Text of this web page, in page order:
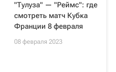
"Тулуза" — "Реймс": где
смотреть матч Кубка
Франции 8 февраля
08 февраля 2023